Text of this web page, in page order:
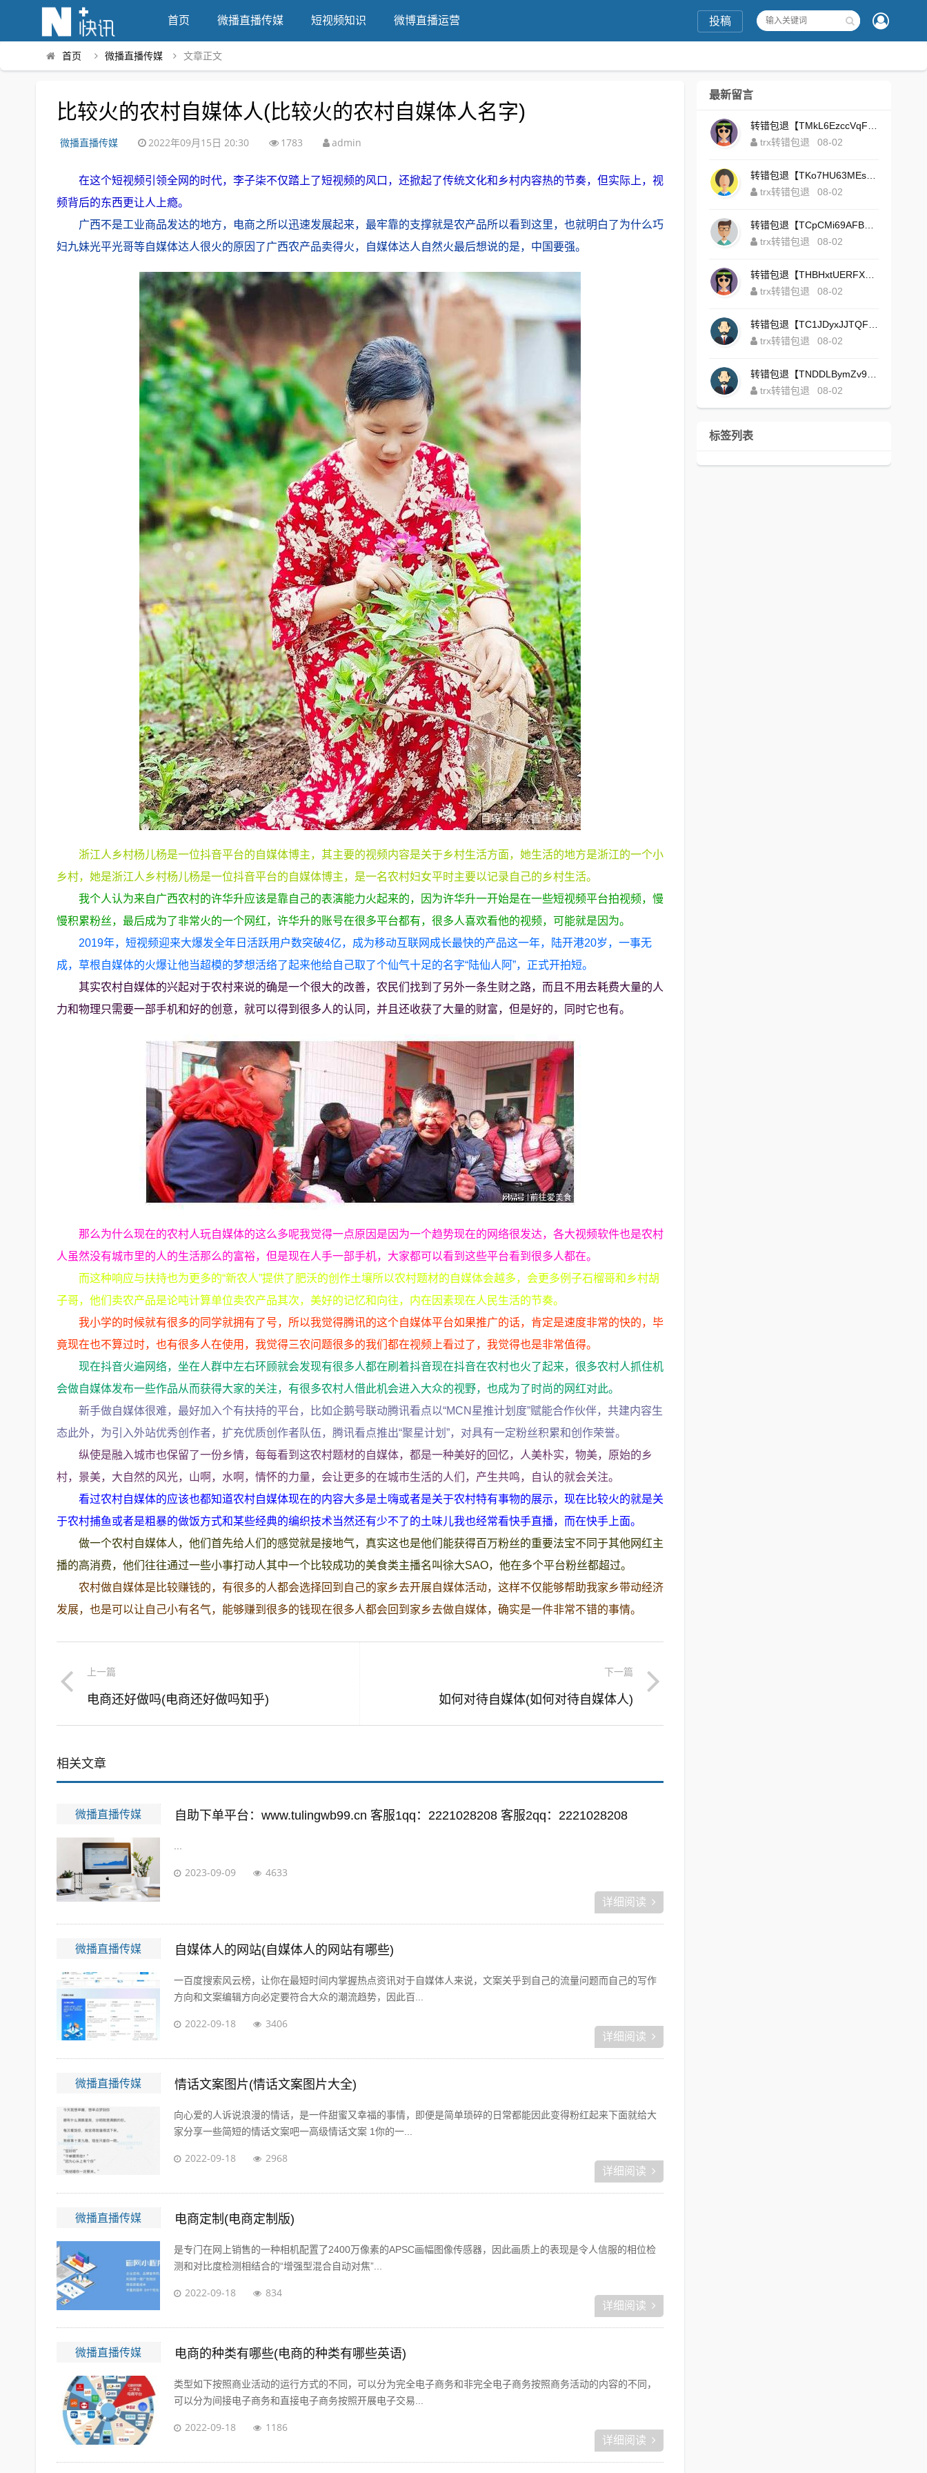
首页 微播直播传媒 短视频知识 微博直播运营 投稿
首页 微播直播传媒 文章正文
比较火的农村自媒体人(比较火的农村自媒体人名字)
微播直播传媒 2022年09月15日 20:30 1783 admin
在这个短视频引领全网的时代，李子柒不仅踏上了短视频的风口，还掀起了传统文化和乡村内容热的节奏，但实际上，视
频背后的东西更让人上瘾。
广西不是工业商品发达的地方，电商之所以迅速发展起来，最牢靠的支撑就是农产品所以看到这里，也就明白了为什么巧
妇九妹光平光哥等自媒体达人很火的原因了广西农产品卖得火，自媒体达人自然火最后想说的是，中国要强。
浙江人乡村杨儿杨是一位抖音平台的自媒体博主，其主要的视频内容是关于乡村生活方面，她生活的地方是浙江的一个小
乡村，她是浙江人乡村杨儿杨是一位抖音平台的自媒体博主，是一名农村妇女平时主要以记录自己的乡村生活。
我个人认为来自广西农村的许华升应该是靠自己的表演能力火起来的，因为许华升一开始是在一些短视频平台拍视频，慢
慢积累粉丝，最后成为了非常火的一个网红，许华升的账号在很多平台都有，很多人喜欢看他的视频，可能就是因为。
2019年，短视频迎来大爆发全年日活跃用户数突破4亿，成为移动互联网成长最快的产品这一年，陆开港20岁，一事无
成，草根自媒体的火爆让他当超模的梦想活络了起来他给自己取了个仙气十足的名字“陆仙人阿”，正式开拍短。
其实农村自媒体的兴起对于农村来说的确是一个很大的改善，农民们找到了另外一条生财之路，而且不用去耗费大量的人
力和物理只需要一部手机和好的创意，就可以得到很多人的认同，并且还收获了大量的财富，但是好的，同时它也有。
那么为什么现在的农村人玩自媒体的这么多呢我觉得一点原因是因为一个趋势现在的网络很发达，各大视频软件也是农村
人虽然没有城市里的人的生活那么的富裕，但是现在人手一部手机，大家都可以看到这些平台看到很多人都在。
而这种响应与扶持也为更多的“新农人”提供了肥沃的创作土壤所以农村题材的自媒体会越多，会更多例子石榴哥和乡村胡
子哥，他们卖农产品是论吨计算单位卖农产品其次，美好的记忆和向往，内在因素现在人民生活的节奏。
我小学的时候就有很多的同学就拥有了号，所以我觉得腾讯的这个自媒体平台如果推广的话，肯定是速度非常的快的，毕
竟现在也不算过时，也有很多人在使用，我觉得三农问题很多的我们都在视频上看过了，我觉得也是非常值得。
现在抖音火遍网络，坐在人群中左右环顾就会发现有很多人都在刷着抖音现在抖音在农村也火了起来，很多农村人抓住机
会做自媒体发布一些作品从而获得大家的关注，有很多农村人借此机会进入大众的视野，也成为了时尚的网红对此。
新手做自媒体很难，最好加入个有扶持的平台，比如企鹅号联动腾讯看点以“MCN星推计划度”赋能合作伙伴，共建内容生
态此外，为引入外站优秀创作者，扩充优质创作者队伍，腾讯看点推出“聚星计划”，对具有一定粉丝积累和创作荣誉。
纵使是融入城市也保留了一份乡情，每每看到这农村题材的自媒体，都是一种美好的回忆，人美朴实，物美，原始的乡
村，景美，大自然的风光，山啊，水啊，情怀的力量，会让更多的在城市生活的人们，产生共鸣，自认的就会关注。
看过农村自媒体的应该也都知道农村自媒体现在的内容大多是土嗨或者是关于农村特有事物的展示，现在比较火的就是关
于农村捕鱼或者是粗暴的做饭方式和某些经典的编织技术当然还有少不了的土味儿我也经常看快手直播，而在快手上面。
做一个农村自媒体人，他们首先给人们的感觉就是接地气，真实这也是他们能获得百万粉丝的重要法宝不同于其他网红主
播的高消费，他们往往通过一些小事打动人其中一个比较成功的美食类主播名叫徐大SAO，他在多个平台粉丝都超过。
农村做自媒体是比较赚钱的，有很多的人都会选择回到自己的家乡去开展自媒体活动，这样不仅能够帮助我家乡带动经济
发展，也是可以让自己小有名气，能够赚到很多的钱现在很多人都会回到家乡去做自媒体，确实是一件非常不错的事情。
上一篇
电商还好做吗(电商还好做吗知乎)
下一篇
如何对待自媒体(如何对待自媒体人)
相关文章
微播直播传媒 自助下单平台：www.tulingwb99.cn 客服1qq：2221028208 客服2qq：2221028208
2023-09-09 4633
详细阅读
微播直播传媒 自媒体人的网站(自媒体人的网站有哪些)
一百度搜索风云榜，让你在最短时间内掌握热点资讯对于自媒体人来说，文案关乎到自己的流量问题而自己的写作
方向和文案编辑方向必定要符合大众的潮流趋势，因此百...
2022-09-18 3406
详细阅读
微播直播传媒 情话文案图片(情话文案图片大全)
向心爱的人诉说浪漫的情话，是一件甜蜜又幸福的事情，即便是简单琐碎的日常都能因此变得粉红起来下面就给大
家分享一些简短的情话文案吧一高级情话文案 1你的一...
2022-09-18 2968
详细阅读
微播直播传媒 电商定制(电商定制版)
是专门在网上销售的一种相机配置了2400万像素的APSC画幅图像传感器，因此画质上的表现是令人信服的相位检
测和对比度检测相结合的“增强型混合自动对焦”...
2022-09-18 834
详细阅读
微播直播传媒 电商的种类有哪些(电商的种类有哪些英语)
类型如下按照商业活动的运行方式的不同，可以分为完全电子商务和非完全电子商务按照商务活动的内容的不同，
可以分为间接电子商务和直接电子商务按照开展电子交易...
2022-09-18 1186
详细阅读
最新留言
trx转错包退
08-02
trx转错包退
08-02
trx转错包退
08-02
trx转错包退
08-02
trx转错包退
08-02
trx转错包退
08-02
标签列表